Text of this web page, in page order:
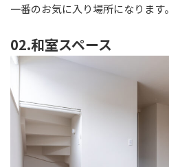
一番のお気に入り場所になります。
02.和室スペース